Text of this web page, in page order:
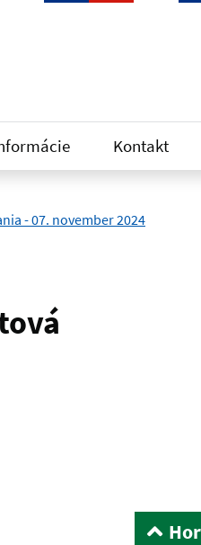
Kontakt
- 07. november 2024